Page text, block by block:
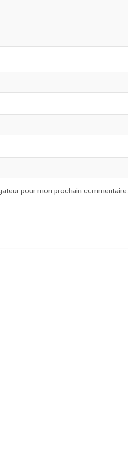
pour mon prochain commentaire.